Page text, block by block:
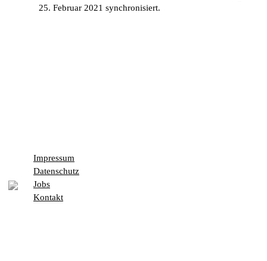
25. Februar 2021 synchronisiert.
Impressum
Datenschutz
Jobs
Kontakt